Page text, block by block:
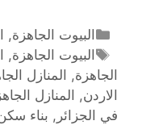
البيوت الجاهزة,
البيوت الجاهزة,
الجاهزة, المنازل
الاردن, المنازل
في الجزائر, بناء